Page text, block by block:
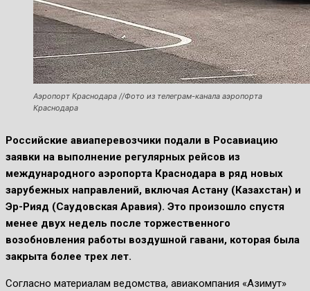
Аэропорт Краснодара //Фото из телеграм-канала аэропорта
Краснодара
Российские авиаперевозчики подали в Росавиацию
заявки на выполнение регулярных рейсов из
международного аэропорта Краснодара в ряд новых
зарубежных направлений, включая Астану (Казахстан) и
Эр-Рияд (Саудовская Аравия). Это произошло спустя
менее двух недель после торжественного
возобновления работы воздушной гавани, которая была
закрыта более трех лет.
Согласно материалам ведомства, авиакомпания «Азимут»